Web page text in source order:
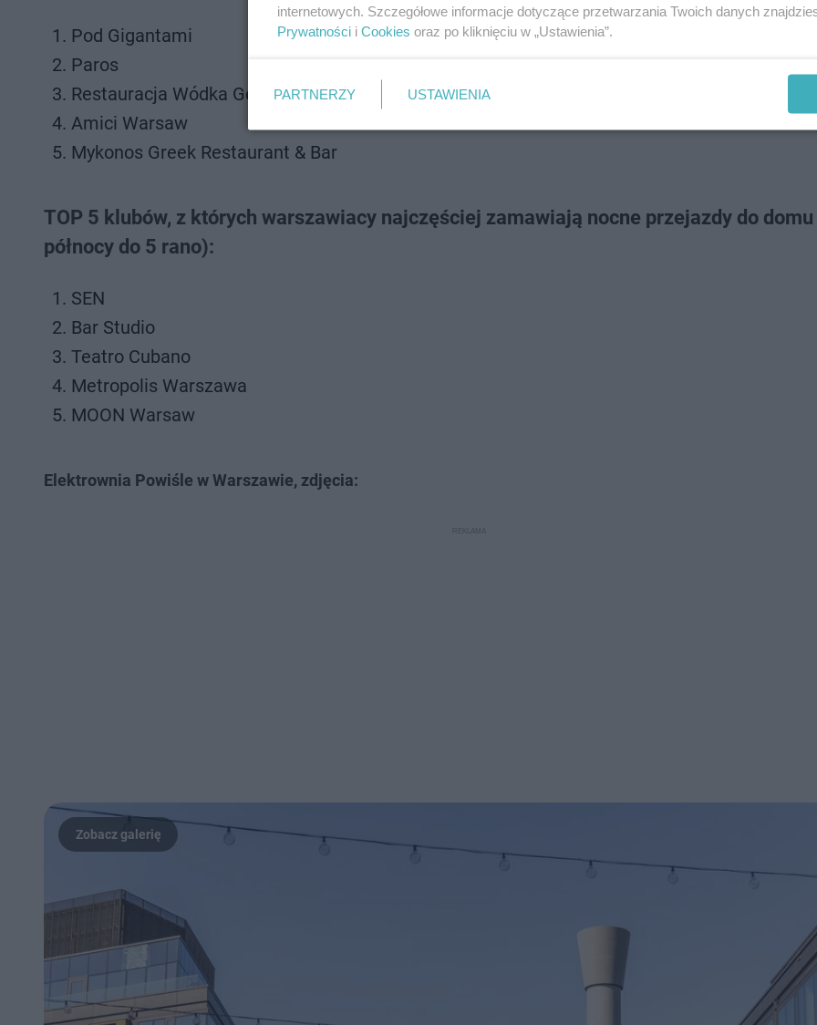
Pod Gigantami
Paros
Restauracja Wódka Gessler na Widelcu
Amici Warsaw
Mykonos Greek Restaurant & Bar
TOP 5 klubów, z których warszawiacy najczęściej zamawiają nocne przejazdy do
północy do 5 rano):
SEN
Bar Studio
Teatro Cubano
Metropolis Warszawa
MOON Warsaw
Elektrownia Powiśle w Warszawie, zdjęcia:
internetowych. Szczegółowe informacje dotyczące przetwarzania Twoich danych
Prywatności i Cookies oraz po kliknięciu w „Ustawienia”.
PARTNERZY USTAWIENIA